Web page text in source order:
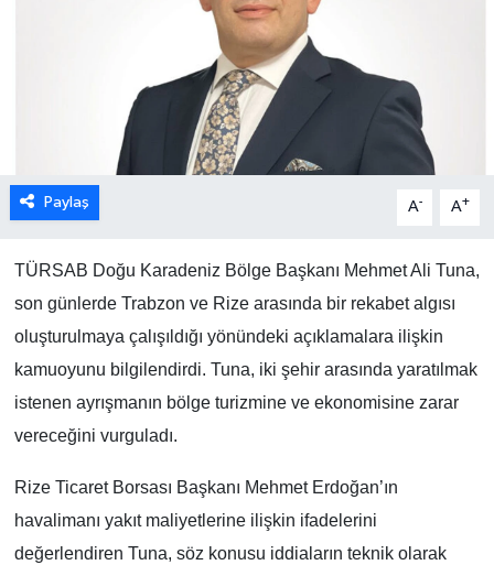
Paylaş A- A+
TÜRSAB Doğu Karadeniz Bölge Başkanı Mehmet Ali Tuna,
son günlerde Trabzon ve Rize arasında bir rekabet algısı
oluşturulmaya çalışıldığı yönündeki açıklamalara ilişkin
kamuoyunu bilgilendirdi. Tuna, iki şehir arasında yaratılmak
istenen ayrışmanın bölge turizmine ve ekonomisine zarar
vereceğini vurguladı.
Rize Ticaret Borsası Başkanı Mehmet Erdoğan’ın
havalimanı yakıt maliyetlerine ilişkin ifadelerini
değerlendiren Tuna, söz konusu iddiaların teknik olarak